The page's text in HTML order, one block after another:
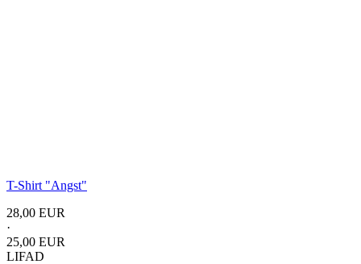
T-Shirt "Angst"
28,00 EUR
·
25,00 EUR
LIFAD